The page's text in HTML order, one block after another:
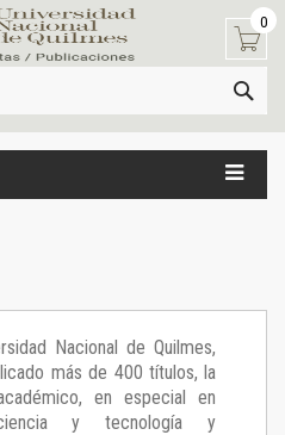
0
Nacional de Quilmes,
más de 400 títulos, la
en especial en
y tecnología y